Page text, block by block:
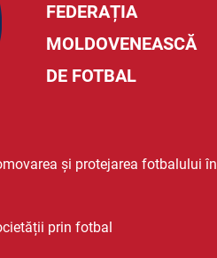
FEDERAȚIA
MOLDOVENEASCĂ
DE FOTBAL
și protejarea fotbalului în
prin fotbal